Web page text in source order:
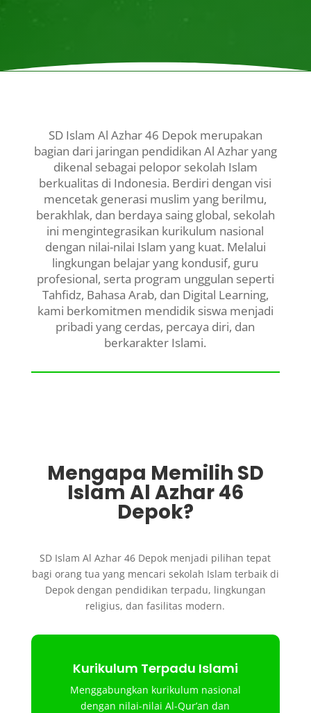
SD Islam Al Azhar 46 Depok merupakan
bagian dari jaringan pendidikan Al Azhar yang
dikenal sebagai pelopor sekolah Islam
berkualitas di Indonesia. Berdiri dengan visi
mencetak generasi muslim yang berilmu,
berakhlak, dan berdaya saing global, sekolah
ini mengintegrasikan kurikulum nasional
dengan nilai-nilai Islam yang kuat. Melalui
lingkungan belajar yang kondusif, guru
profesional, serta program unggulan seperti
Tahfidz, Bahasa Arab, dan Digital Learning,
kami berkomitmen mendidik siswa menjadi
pribadi yang cerdas, percaya diri, dan
berkarakter Islami.
Mengapa Memilih SD
Islam Al Azhar 46
Depok?
SD Islam Al Azhar 46 Depok menjadi pilihan tepat
bagi orang tua yang mencari sekolah Islam terbaik di
Depok dengan pendidikan terpadu, lingkungan
religius, dan fasilitas modern.
Kurikulum Terpadu Islami
Menggabungkan kurikulum nasional
dengan nilai-nilai Al-Qur’an dan